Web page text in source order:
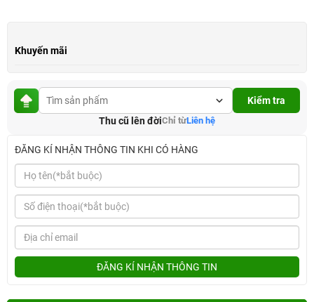
Khuyến mãi
Kiểm tra
Thu cũ lên đờiChỉ từLiên hệ
ĐĂNG KÍ NHẬN THÔNG TIN KHI CÓ HÀNG
ĐĂNG KÍ NHẬN THÔNG TIN